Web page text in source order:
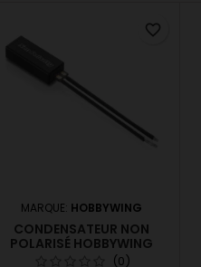
MARQUE: HOBBYWING
CONDENSATEUR NON
POLARISÉ HOBBYWING
(0)
favorite_border